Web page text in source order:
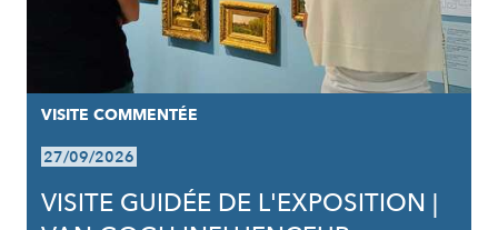
VISITE COMMENTÉE
27/09/2026
VISITE GUIDÉE DE L'EXPOSITION |